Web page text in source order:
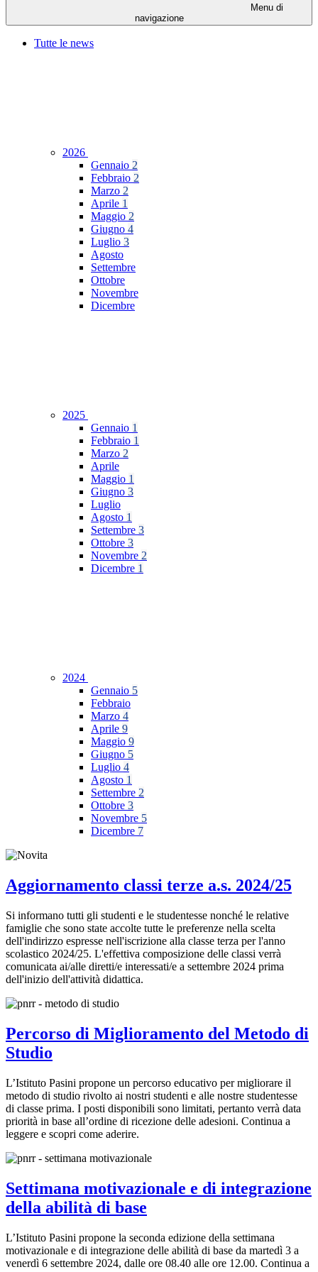
Menu di
navigazione
Tutte le news
2026
Gennaio 2
Febbraio 2
Marzo 2
Aprile 1
Maggio 2
Giugno 4
Luglio 3
Agosto
Settembre
Ottobre
Novembre
Dicembre
2025
Gennaio 1
Febbraio 1
Marzo 2
Aprile
Maggio 1
Giugno 3
Luglio
Agosto 1
Settembre 3
Ottobre 3
Novembre 2
Dicembre 1
2024
Gennaio 5
Febbraio
Marzo 4
Aprile 9
Maggio 9
Giugno 5
Luglio 4
Agosto 1
Settembre 2
Ottobre 3
Novembre 5
Dicembre 7
Aggiornamento classi terze a.s. 2024/25
Si informano tutti gli studenti e le studentesse nonché le relative
famiglie che sono state accolte tutte le preferenze nella scelta
dell'indirizzo espresse nell'iscrizione alla classe terza per l'anno
scolastico 2024/25. L'effettiva composizione delle classi verrà
comunicata ai/alle diretti/e interessati/e a settembre 2024 prima
dell'inizio dell'attività didattica.
Percorso di Miglioramento del Metodo di
Studio
L’Istituto Pasini propone un percorso educativo per migliorare il
metodo di studio rivolto ai nostri studenti e alle nostre studentesse
di classe prima. I posti disponibili sono limitati, pertanto verrà data
priorità in base all’ordine di ricezione delle adesioni. Continua a
leggere e scopri come aderire.
Settimana motivazionale e di integrazione
della abilità di base
L’Istituto Pasini propone la seconda edizione della settimana
motivazionale e di integrazione delle abilità di base da martedì 3 a
venerdì 6 settembre 2024, dalle ore 08.40 alle ore 12.00. Continua a